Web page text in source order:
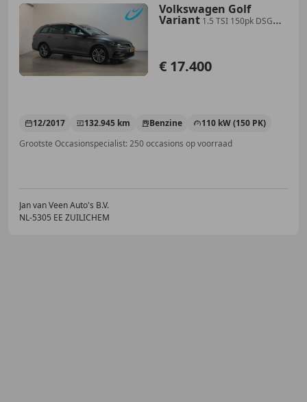
Volkswagen Golf
Variant 1.5 TSI 150pk DSG
€ 17.400
12/2017 132.945 km Benzine
110 kW (150 PK)
Grootste Occasionspecialist: 250 occasions op voorraad
Jan van Veen Auto's B.V.
NL-5305 EE ZUILICHEM